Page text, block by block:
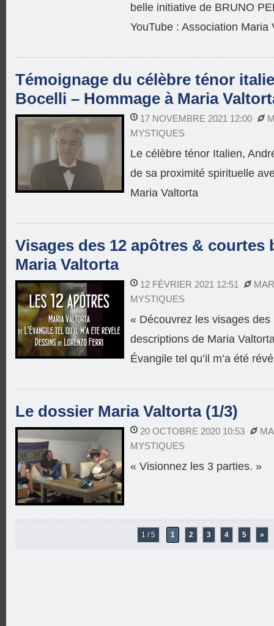
belle initiative de BRUNO
YouTube : Association Maria
Témoignage du célèbre ténor
Bocelli – Hommage à Maria
17 NOVEMBRE 2021 12:00
MYSTIQUES
Le célèbre ténor Italien,
de sa proximité spirituelle
Maria Valtorta
Visages des 12 apôtres & courtes
Maria Valtorta
12 FÉVRIER 2021 12:51
MYSTIQUES
« Découvrez les visages des
descriptions de Maria
Évangile tel qu’il m’a été
Le dossier Maria Valtorta (1/3)
20 OCTOBRE 2020 10:53
MYSTIQUES
« Visionnez les 3 parties. »
1 / 5 1 2 3 4 5 »